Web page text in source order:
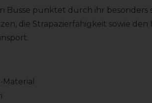
Busse punktet durch ihr besonders
die Strapazierfähigkeit sowie